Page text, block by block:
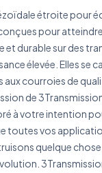
étroite pour
pour atteindre
et durable sur des
élevée. Elles se
aux courroies de
de
à votre intention
toutes vos
quelque
Politique de
ma demande
sont protégées et
partagées